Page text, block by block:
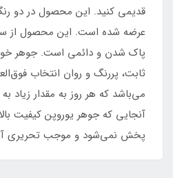
قدیمی کنید. این محصول در دو
عرضه شده است. این محصول از
پاک شدن و دائمی است. جوهر
ثابت، پررنگ و روان انتخاب
می‌باشد که هر روز به مقدار زیاد
آنجایی که جوهر یوروپن کیفیت
پخش نمی‌شود و موجب تحریری